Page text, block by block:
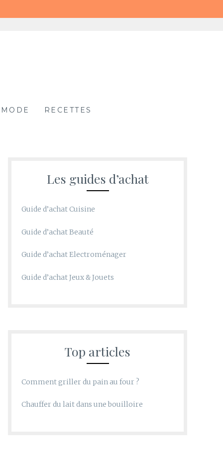
MODE RECETTES
Les guides d’achat
Guide d’achat Cuisine
Guide d’achat Beauté
Guide d’achat Electroménager
Guide d’achat Jeux & Jouets
Top articles
Comment griller du pain au four ?
Chauffer du lait dans une bouilloire